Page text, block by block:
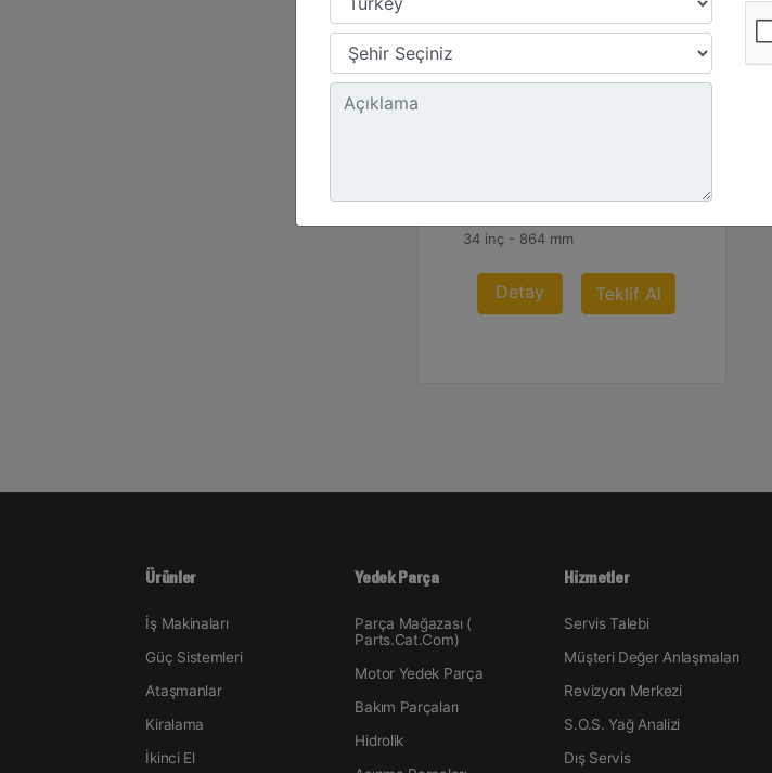
34 inç - 864 mm
Detay Teklif Al
Ürünler
İş Makinaları
Güç Sistemleri
Ataşmanlar
Kiralama
İkinci El
Yedek Parça
Parça Mağazası (
Parts.Cat.Com)
Motor Yedek Parça
Bakım Parçaları
Hidrolik
Hizmetler
Servis Talebi
Müşteri Değer Anlaşmaları
Revizyon Merkezi
S.O.S. Yağ Analizi
Dış Servis